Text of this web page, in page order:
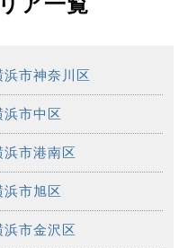
浜市神奈川区
浜市中区
浜市港南区
浜市旭区
浜市金沢区